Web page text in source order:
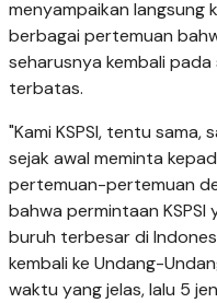
menyampaikan langsung
berbagai pertemuan
seharusnya kembali pada
terbatas.
"Kami KSPSI, tentu sama,
sejak awal meminta
pertemuan-pertemuan
bahwa permintaan
buruh terbesar di
kembali ke Undang-
waktu yang jelas, lalu 5